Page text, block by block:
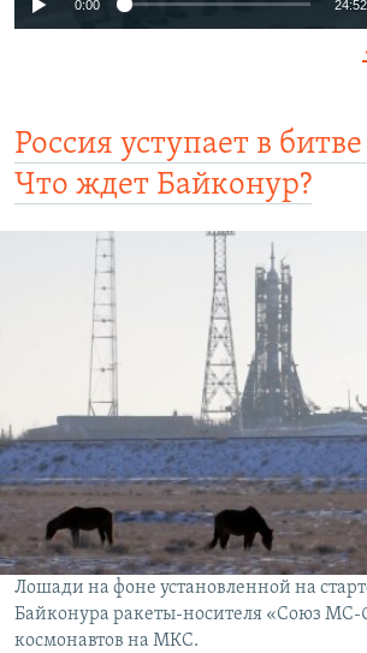
0:00 24:52
Россия уступает в
Что ждет Байконур?
Лошади на фоне установленной на
Байконура ракеты-носителя «Союз МС-
космонавтов на МКС.